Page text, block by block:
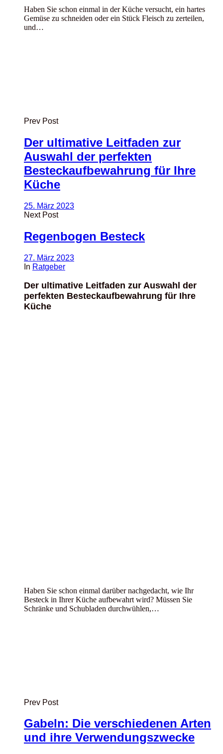
Haben Sie schon einmal in der Küche versucht, ein hartes
Gemüse zu schneiden oder ein Stück Fleisch zu zerteilen,
und…
Prev Post
Der ultimative Leitfaden zur
Auswahl der perfekten
Besteckaufbewahrung für Ihre
Küche
25. März 2023
Next Post
Regenbogen Besteck
27. März 2023
In Ratgeber
Der ultimative Leitfaden zur Auswahl der
perfekten Besteckaufbewahrung für Ihre
Küche
Haben Sie schon einmal darüber nachgedacht, wie Ihr
Besteck in Ihrer Küche aufbewahrt wird? Müssen Sie
Schränke und Schubladen durchwühlen,…
Prev Post
Gabeln: Die verschiedenen Arten
und ihre Verwendungszwecke